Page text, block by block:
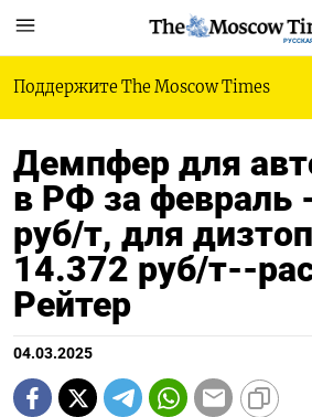
Поддержите The Moscow Times
Демпфер для
в РФ за февраль
руб/т, для
14.372 руб/т--
Рейтер
04.03.2025